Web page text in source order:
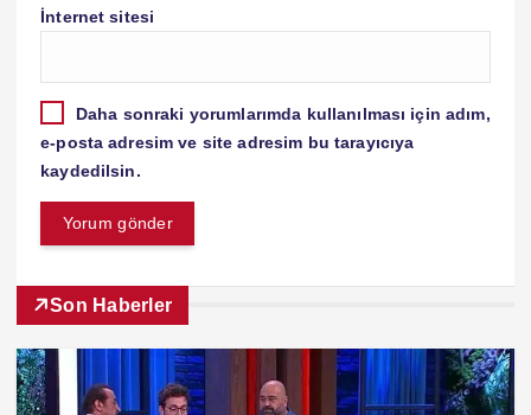
İnternet sitesi
Daha sonraki yorumlarımda kullanılması için adım,
e-posta adresim ve site adresim bu tarayıcıya
kaydedilsin.
Son Haberler